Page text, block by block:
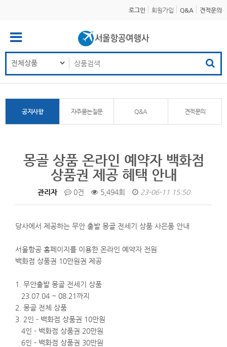
로그인 회원가입 Q&A 견적문의
공지사항 자주묻는질문 Q&A 견적문의
몽골 상품 온라인 예약자 백화점
상품권 제공 혜택 안내
관리자 0건 5,494회 23-06-11 15:50
당사에서 제공하는 무안 출발 몽골 전세기 상품 사은품 안내
서울항공 홈페이지를 이용한 온라인 예약자 전원
백화점 상품권 10만원권 제공
1. 무안출발 몽골 전세기 상품
23.07.04 ~ 08.21까지
2. 몽골 전체 상품
3. 2인 - 백화점 상품권 10만원
4인 - 백화점 상품권 20만원
6인 - 백화점 상품권 30만원